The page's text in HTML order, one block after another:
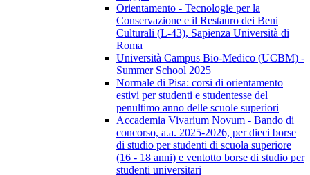
Orientamento - Tecnologie per la
Conservazione e il Restauro dei Beni
Culturali (L-43), Sapienza Università di
Roma
Università Campus Bio-Medico (UCBM) -
Summer School 2025
Normale di Pisa: corsi di orientamento
estivi per studenti e studentesse del
penultimo anno delle scuole superiori
Accademia Vivarium Novum - Bando di
concorso, a.a. 2025-2026, per dieci borse
di studio per studenti di scuola superiore
(16 - 18 anni) e ventotto borse di studio per
studenti universitari